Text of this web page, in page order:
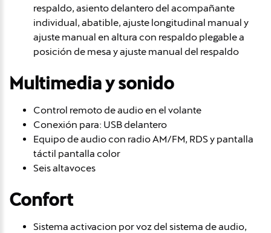
respaldo, asiento delantero del acompañante
individual, abatible, ajuste longitudinal manual y
ajuste manual en altura con respaldo plegable a
posición de mesa y ajuste manual del respaldo
Multimedia y sonido
Control remoto de audio en el volante
Conexión para: USB delantero
Equipo de audio con radio AM/FM, RDS y pantalla
táctil pantalla color
Seis altavoces
Confort
Sistema activacion por voz del sistema de audio,